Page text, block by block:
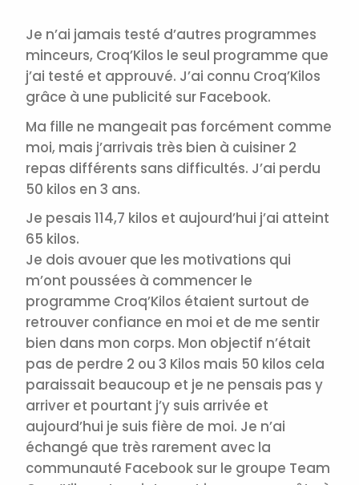
Je n’ai jamais testé d’autres programmes
minceurs, Croq’Kilos le seul programme que
j’ai testé et approuvé. J’ai connu Croq’Kilos
grâce à une publicité sur Facebook.
Ma fille ne mangeait pas forcément comme
moi, mais j’arrivais très bien à cuisiner 2
repas différents sans difficultés. J’ai perdu
50 kilos en 3 ans.
Je pesais 114,7 kilos et aujourd’hui j’ai atteint
65 kilos.
Je dois avouer que les motivations qui
m’ont poussées à commencer le
programme Croq’Kilos étaient surtout de
retrouver confiance en moi et de me sentir
bien dans mon corps. Mon objectif n’était
pas de perdre 2 ou 3 Kilos mais 50 kilos cela
paraissait beaucoup et je ne pensais pas y
arriver et pourtant j’y suis arrivée et
aujourd’hui je suis fière de moi. Je n’ai
échangé que très rarement avec la
communauté Facebook sur le groupe Team